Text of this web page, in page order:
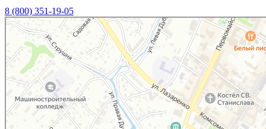
8 (800) 351-19-05